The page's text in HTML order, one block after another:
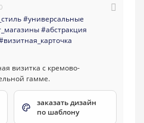
#универсальные
#абстракция
заказать дизайн
по шаблону